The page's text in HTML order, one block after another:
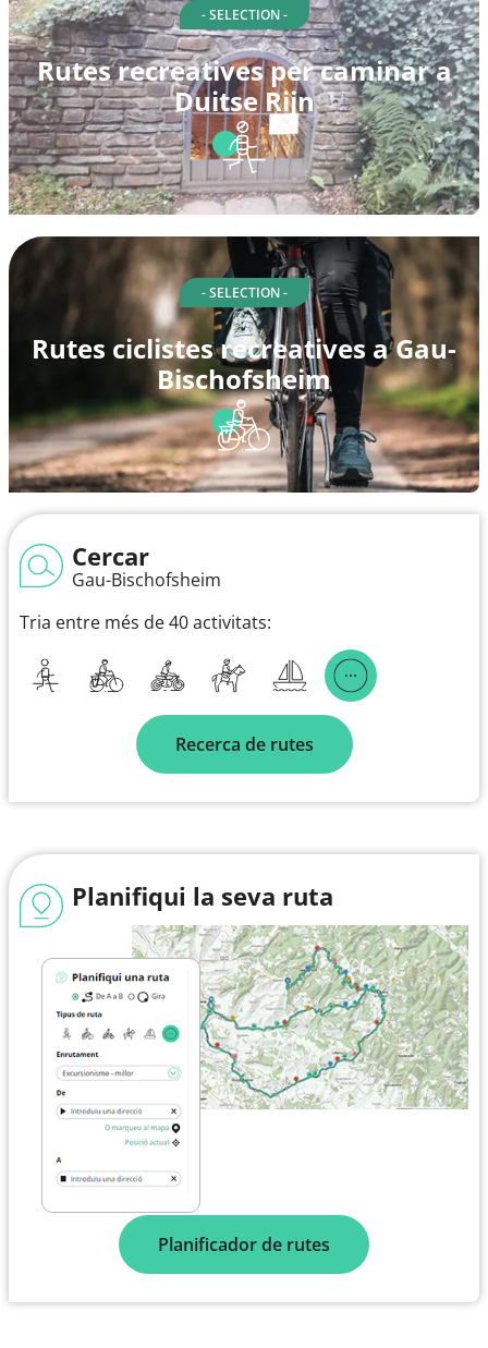
- SELECTION -
Rutes recreatives per caminar a
Duitse Rijn
- SELECTION -
Rutes ciclistes recreatives a Gau-
Bischofsheim
Cercar
Gau-Bischofsheim
Tria entre més de 40 activitats:
Recerca de rutes
Planifiqui la seva ruta
Planificador de rutes